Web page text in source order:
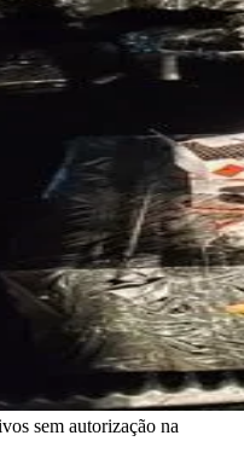
sem autorização na